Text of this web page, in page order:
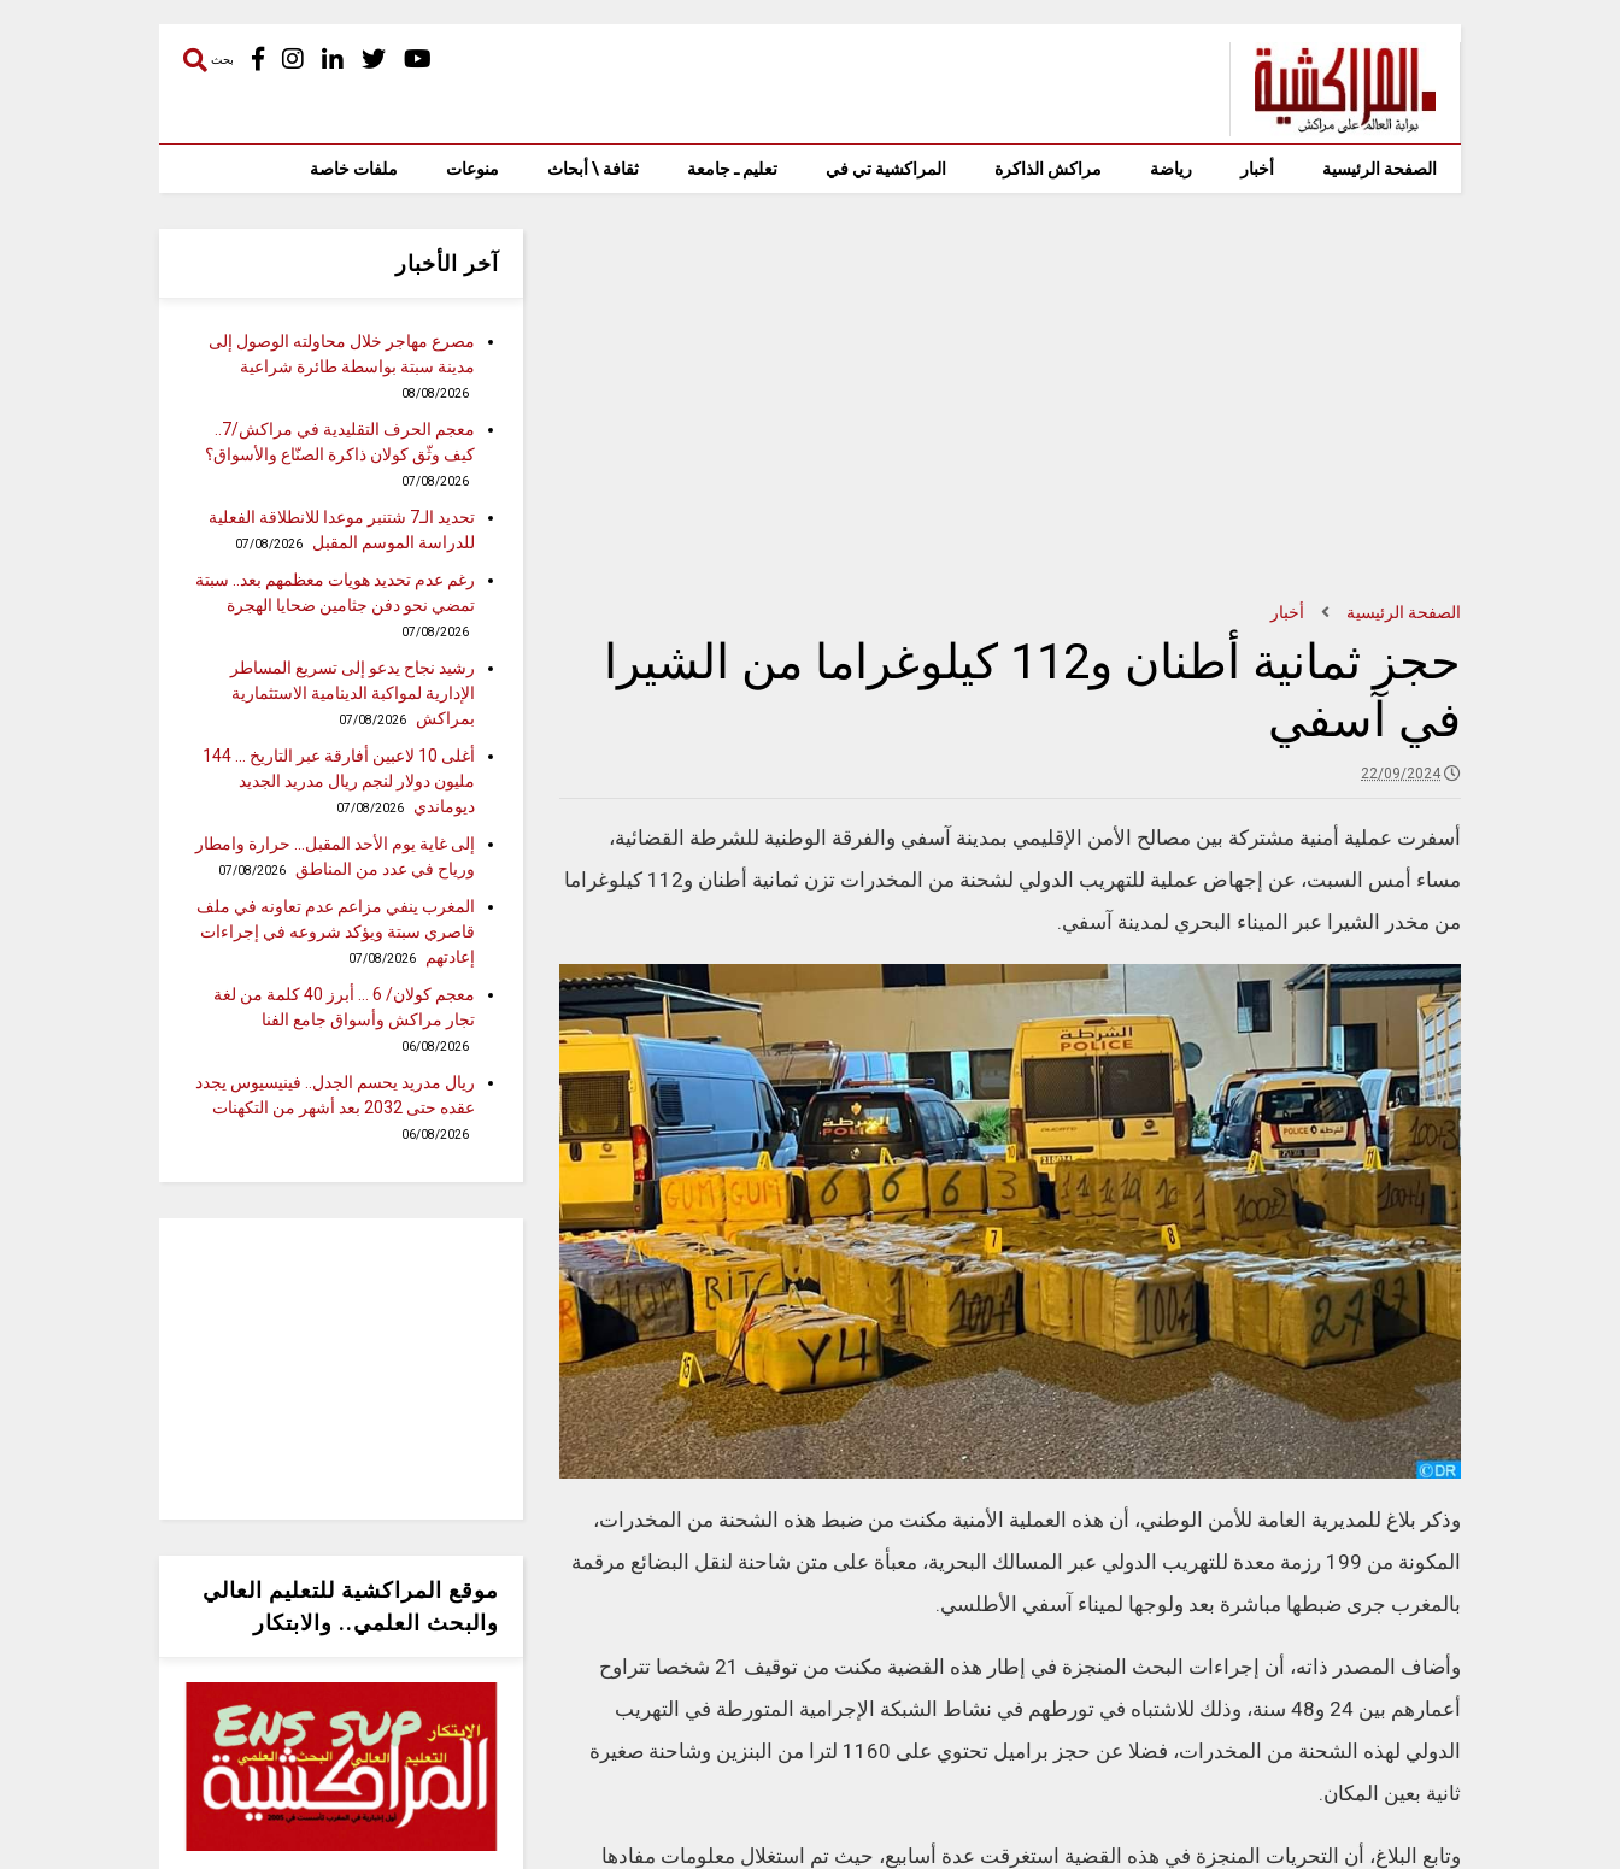
بحث
الصفحة الرئيسية أخبار رياضة مراكش الذاكرة المراكشية تي في تعليم ـ جامعة ثقافة \ أبحاث منوعات ملفات خاصة
الصفحة الرئيسية أخبار
حجز ثمانية أطنان و112 كيلوغراما من الشيرا
في آسفي
22/09/2024
أسفرت عملية أمنية مشتركة بين مصالح الأمن الإقليمي بمدينة آسفي والفرقة الوطنية للشرطة القضائية،
مساء أمس السبت، عن إجهاض عملية للتهريب الدولي لشحنة من المخدرات تزن ثمانية أطنان و112 كيلوغراما
من مخدر الشيرا عبر الميناء البحري لمدينة آسفي.
وذكر بلاغ للمديرية العامة للأمن الوطني، أن هذه العملية الأمنية مكنت من ضبط هذه الشحنة من المخدرات،
المكونة من 199 رزمة معدة للتهريب الدولي عبر المسالك البحرية، معبأة على متن شاحنة لنقل البضائع مرقمة
بالمغرب جرى ضبطها مباشرة بعد ولوجها لميناء آسفي الأطلسي.
وأضاف المصدر ذاته، أن إجراءات البحث المنجزة في إطار هذه القضية مكنت من توقيف 21 شخصا تتراوح
أعمارهم بين 24 و48 سنة، وذلك للاشتباه في تورطهم في نشاط الشبكة الإجرامية المتورطة في التهريب
الدولي لهذه الشحنة من المخدرات، فضلا عن حجز براميل تحتوي على 1160 لترا من البنزين وشاحنة صغيرة
ثانية بعين المكان.
وتابع البلاغ، أن التحريات المنجزة في هذه القضية استغرقت عدة أسابيع، حيث تم استغلال معلومات مفادها
آخر الأخبار
مصرع مهاجر خلال محاولته الوصول إلى
مدينة سبتة بواسطة طائرة شراعية
08/08/2026
معجم الحرف التقليدية في مراكش/7..
كيف وثّق كولان ذاكرة الصنّاع والأسواق؟
07/08/2026
تحديد الـ7 شتنبر موعدا للانطلاقة الفعلية
للدراسة الموسم المقبل
07/08/2026
رغم عدم تحديد هويات معظمهم بعد.. سبتة
تمضي نحو دفن جثامين ضحايا الهجرة
07/08/2026
رشيد نجاح يدعو إلى تسريع المساطر
الإدارية لمواكبة الدينامية الاستثمارية
بمراكش
07/08/2026
أغلى 10 لاعبين أفارقة عبر التاريخ … 144
مليون دولار لنجم ريال مدريد الجديد
ديوماندي
07/08/2026
إلى غاية يوم الأحد المقبل… حرارة وامطار
ورياح في عدد من المناطق
07/08/2026
المغرب ينفي مزاعم عدم تعاونه في ملف
قاصري سبتة ويؤكد شروعه في إجراءات
إعادتهم
07/08/2026
معجم كولان/ 6 … أبرز 40 كلمة من لغة
تجار مراكش وأسواق جامع الفنا
06/08/2026
ريال مدريد يحسم الجدل.. فينيسيوس يجدد
عقده حتى 2032 بعد أشهر من التكهنات
06/08/2026
موقع المراكشية للتعليم العالي
والبحث العلمي.. والابتكار